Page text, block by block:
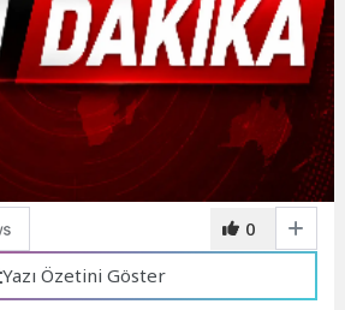
0
Yazı Özetini Göster